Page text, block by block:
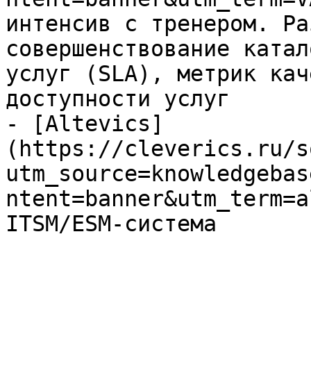
интенсив с тренером.
совершенствование
услуг (SLA), метрик
доступности услуг
- [Altevics]
(https://cleverics.ru/
ITSM/ESM-система